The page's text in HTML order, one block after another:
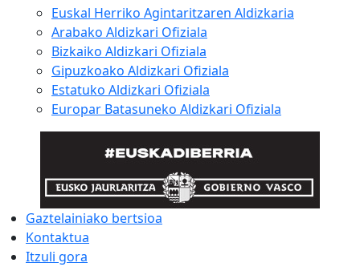
Euskal Herriko Agintaritzaren Aldizkaria
Arabako Aldizkari Ofiziala
Bizkaiko Aldizkari Ofiziala
Gipuzkoako Aldizkari Ofiziala
Estatuko Aldizkari Ofiziala
Europar Batasuneko Aldizkari Ofiziala
Gaztelainiako bertsioa
Kontaktua
Itzuli gora